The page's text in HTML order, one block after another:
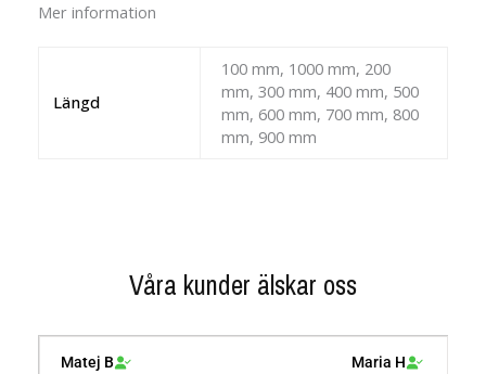
Mer information
Längd
100 mm, 1000 mm, 200
mm, 300 mm, 400 mm, 500
mm, 600 mm, 700 mm, 800
mm, 900 mm
Våra kunder älskar oss